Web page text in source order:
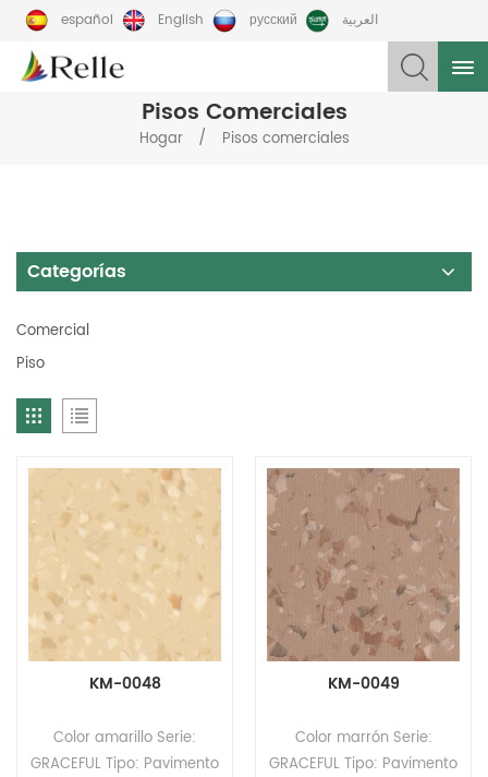
español English русский العربية
Pisos Comerciales
Hogar / Pisos comerciales
Categorías
Comercial
Piso
KM-0048
Color amarillo Serie:
GRACEFUL Tipo: Pavimento
KM-0049
Color marrón Serie:
GRACEFUL Tipo: Pavimento